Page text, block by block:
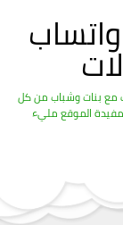
مع بنات وشباب من كل
الموقع مليء